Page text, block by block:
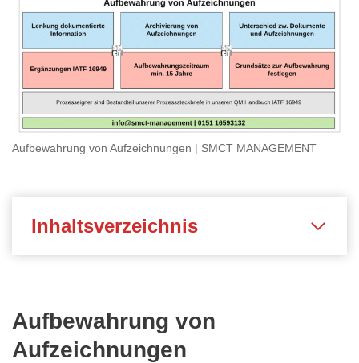
Aufbewahrung von Aufzeichnungen | SMCT MANAGEMENT
Inhaltsverzeichnis
Aufbewahrung von
Aufzeichnungen